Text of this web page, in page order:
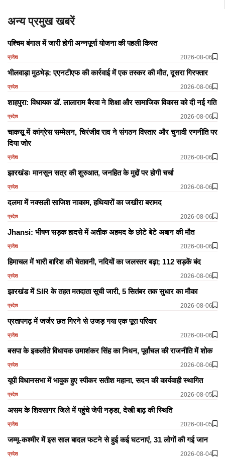
अन्य प्रमुख खबरें
पश्चिम बंगाल में जारी होगी अन्नपूर्णा योजना की पहली किस्त
प्रदेश 2026-08-06
भीलवाड़ा मुठभेड़: एएनटीएफ की कार्रवाई में एक तस्कर की मौत, दूसरा गिरफ्तार
प्रदेश 2026-08-06
शाहपुरा: विधायक डॉ. लालाराम बैरवा ने शिक्षा और सामाजिक विकास को दी नई गति
प्रदेश 2026-08-06
चाकसू में कांग्रेस सम्मेलन, चिरंजीव राव ने संगठन विस्तार और चुनावी रणनीति पर
दिया जोर
प्रदेश 2026-08-06
झारखंडः मानसून सत्र की शुरुआत, जनहित के मुद्दों पर होगी चर्चा
प्रदेश 2026-08-06
दलमा में नक्सली साजिश नाकाम, हथियारों का जखीरा बरामद
प्रदेश 2026-08-06
Jhansi: भीषण सड़क हादसे में अतीक अहमद के छोटे बेटे अबान की मौत
प्रदेश 2026-08-06
हिमाचल में भारी बारिश की चेतावनी, नदियों का जलस्तर बढ़ा; 112 सड़कें बंद
प्रदेश 2026-08-06
झारखंड में SIR के तहत मतदाता सूची जारी, 5 सितंबर तक सुधार का मौका
प्रदेश 2026-08-06
प्रतापगढ़ में जर्जर छत गिरने से उजड़ गया एक पूरा परिवार
प्रदेश 2026-08-06
बसपा के इकलौते विधायक उमाशंकर सिंह का निधन, पूर्वांचल की राजनीति में शोक
प्रदेश 2026-08-06
यूपी विधानसभा में भावुक हुए स्पीकर सतीश महाना, सदन की कार्यवाही स्थागित
प्रदेश 2026-08-05
असम के शिवसागर जिले में पहुंचे जेपी नड्डा, देखी बाढ़ की स्थिति
प्रदेश 2026-08-05
जम्मू-कश्मीर में इस साल बादल फटने से हुई कई घटनाएं, 31 लोगों की गई जान
प्रदेश 2026-08-04